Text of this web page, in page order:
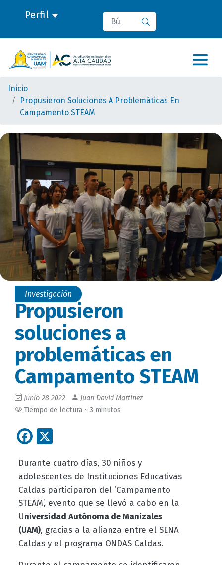
Perfil Buscar
Inicio
Propusieron Soluciones A Problemáticas En
Campamento STEAM
Investigación
Propusieron
soluciones a
problemáticas en
Campamento STEAM
Junio 28 2022
Juan David Martinez
Tiempo de lectura ~ 3 minutos
Facebook
Durante cuatro días, 30 niños y
adolescentes de Instituciones Educativas
Caldas participaron del ‘Campamento
STEAM’, evento que se llevó a cabo en la
Universidad Autónoma de Manizales
(UAM), gracias a la alianza entre el SENA
Caldas y el programa ONDAS Caldas.